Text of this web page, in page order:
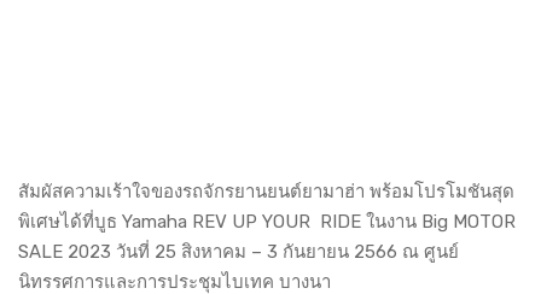
สัมผัสความเร้าใจของรถจักรยานยนต์ยามาฮ่า พร้อมโปรโมชันสุด
พิเศษได้ที่บูธ Yamaha REV UP YOUR RIDE ในงาน Big MOTOR
SALE 2023 วันที่ 25 สิงหาคม – 3 กันยายน 2566 ณ ศูนย์
นิทรรศการและการประชุมไบเทค บางนา